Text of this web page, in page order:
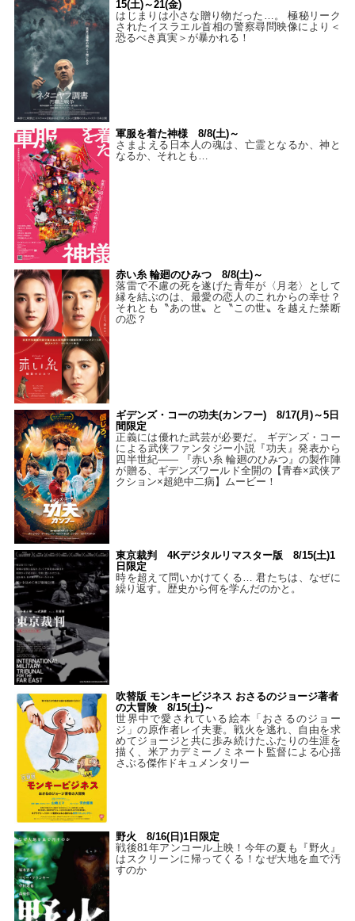
15(土)～21(金)
はじまりは小さな贈り物だった…。 極秘リーク
されたイスラエル首相の警察尋問映像により＜
恐るべき真実＞が暴かれる！
軍服を着た神様 8/8(土)～
さまよえる日本人の魂は、亡霊となるか、神と
なるか、それとも…
赤い糸 輪廻のひみつ 8/8(土)～
落雷で不慮の死を遂げた青年が〈月老〉として
縁を結ぶのは、最愛の恋人のこれからの幸せ？
それとも〝あの世〟と〝この世〟を越えた禁断
の恋？
ギデンズ・コーの功夫(カンフー) 8/17(月)～5日
間限定
正義には優れた武芸が必要だ。 ギデンズ・コー
による武侠ファンタジー小説『功夫』発表から
四半世紀―― 『赤い糸 輪廻のひみつ』の製作陣
が贈る、ギデンズワールド全開の【青春×武侠ア
クション×超絶中二病】ムービー！
東京裁判 4Kデジタルリマスター版 8/15(土)1
日限定
時を超えて問いかけてくる… 君たちは、なぜに
繰り返す。歴史から何を学んだのかと。
吹替版 モンキービジネス おさるのジョージ著者
の大冒険 8/15(土)～
世界中で愛されている絵本「おさるのジョー
ジ」の原作者レイ夫妻。戦火を逃れ、自由を求
めてジョージと共に歩み続けたふたりの生涯を
描く、米アカデミーノミネート監督による心揺
さぶる傑作ドキュメンタリー
野火 8/16(日)1日限定
戦後81年アンコール上映！今年の夏も『野火』
はスクリーンに帰ってくる！なぜ大地を血で汚
すのか